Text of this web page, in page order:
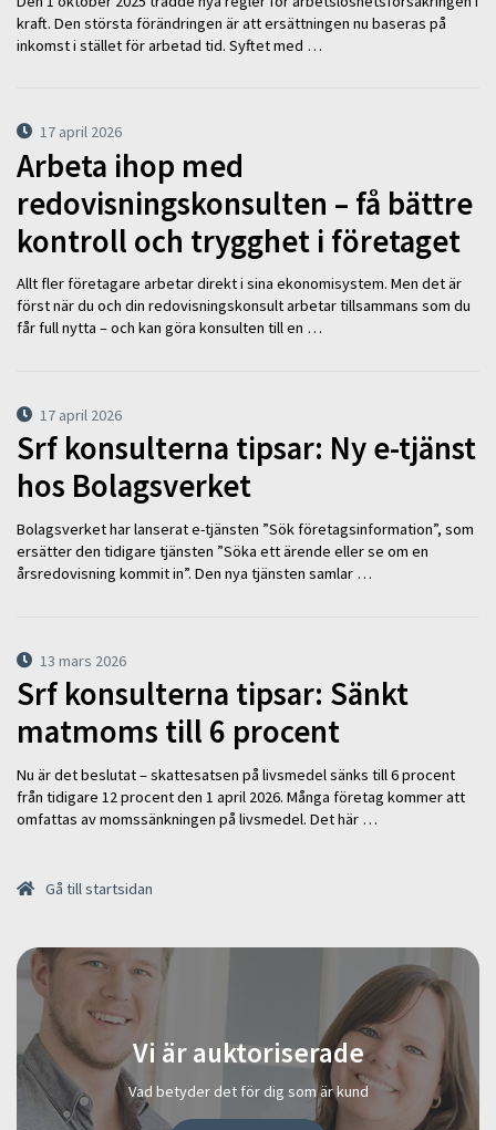
kraft. Den största förändringen är att ersättningen nu baseras på
inkomst i stället för arbetad tid. Syftet med …
17 april 2026
Arbeta ihop med
redovisningskonsulten – få bättre
kontroll och trygghet i företaget
Allt fler företagare arbetar direkt i sina ekonomisystem. Men det är
först när du och din redovisningskonsult arbetar tillsammans som du
får full nytta – och kan göra konsulten till en …
17 april 2026
Srf konsulterna tipsar: Ny e-tjänst
hos Bolagsverket
Bolagsverket har lanserat e-tjänsten ”Sök företagsinformation”, som
ersätter den tidigare tjänsten ”Söka ett ärende eller se om en
årsredovisning kommit in”. Den nya tjänsten samlar …
13 mars 2026
Srf konsulterna tipsar: Sänkt
matmoms till 6 procent
Nu är det beslutat – skattesatsen på livsmedel sänks till 6 procent
från tidigare 12 procent den 1 april 2026. Många företag kommer att
omfattas av momssänkningen på livsmedel. Det här …
Gå till startsidan
Vi är auktoriserade
Vad betyder det för dig som är kund